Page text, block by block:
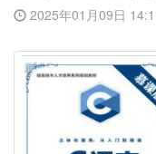
2025年01月09日